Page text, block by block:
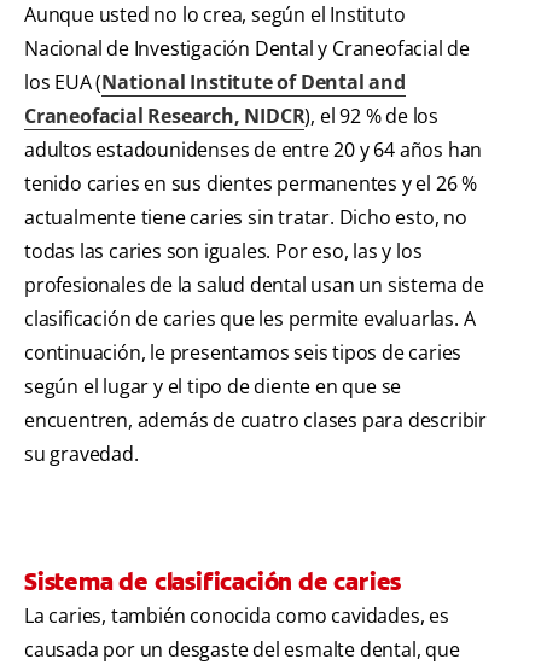
Aunque usted no lo crea, según el Instituto
Nacional de Investigación Dental y Craneofacial de
los EUA (National Institute of Dental and
Craneofacial Research, NIDCR), el 92 % de los
adultos estadounidenses de entre 20 y 64 años han
tenido caries en sus dientes permanentes y el 26 %
actualmente tiene caries sin tratar. Dicho esto, no
todas las caries son iguales. Por eso, las y los
profesionales de la salud dental usan un sistema de
clasificación de caries que les permite evaluarlas. A
continuación, le presentamos seis tipos de caries
según el lugar y el tipo de diente en que se
encuentren, además de cuatro clases para describir
su gravedad.
Sistema de clasificación de caries
La caries, también conocida como cavidades, es
causada por un desgaste del esmalte dental, que